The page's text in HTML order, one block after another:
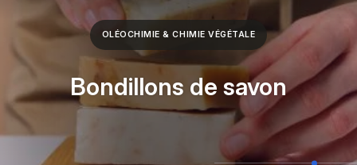
OLÉOCHIMIE & CHIMIE VÉGÉTALE
Bondillons de savon